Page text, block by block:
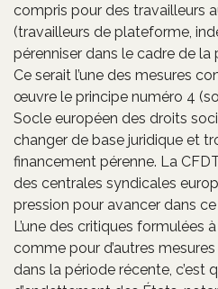
compris pour des travailleurs
(travailleurs de plateforme,
pérenniser dans le cadre de la
Ce serait l’une des mesures
œuvre le principe numéro 4
Socle européen des droits
changer de base juridique et
financement pérenne. La
des centrales syndicales
pression pour avancer dans
L’une des critiques formulées à
comme pour d’autres mesures
dans la période récente, c’est